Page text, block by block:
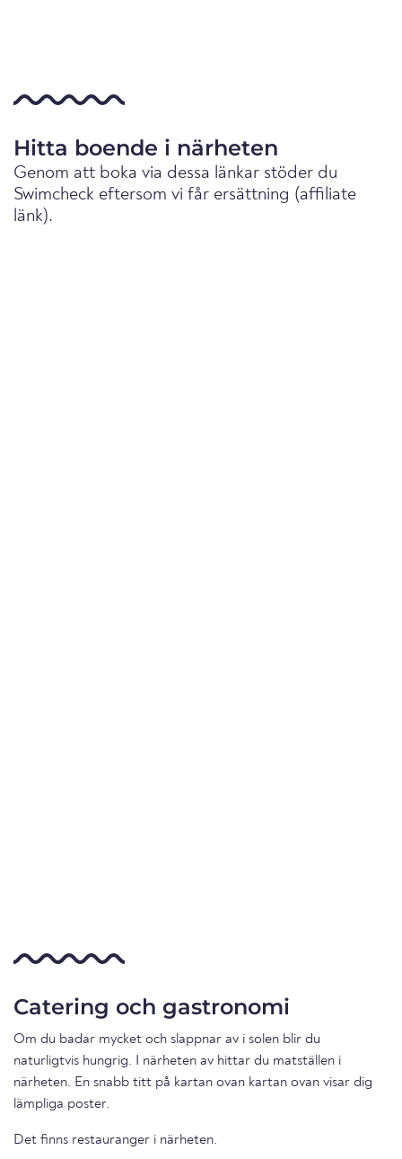
Hitta boende i närheten
Genom att boka via dessa länkar stöder du
Swimcheck eftersom vi får ersättning (affiliate
länk).
Catering och gastronomi
Om du badar mycket och slappnar av i solen blir du
naturligtvis hungrig. I närheten av hittar du matställen i
närheten. En snabb titt på kartan ovan kartan ovan visar dig
lämpliga poster.
Det finns restauranger i närheten.